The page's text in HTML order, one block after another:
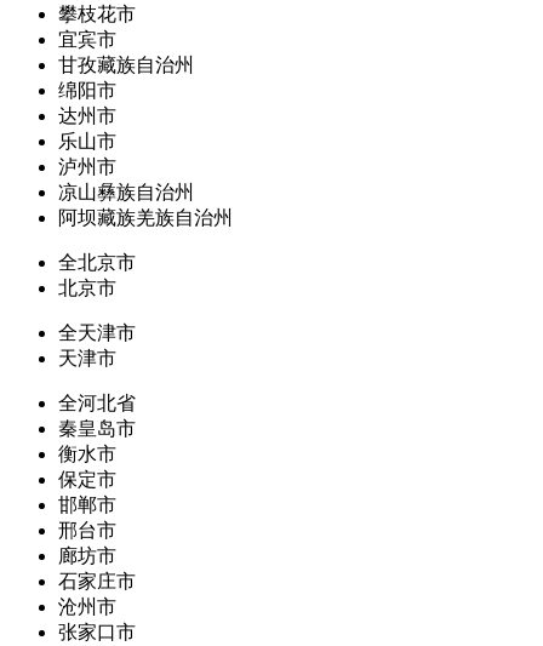
攀枝花市
宜宾市
甘孜藏族自治州
绵阳市
达州市
乐山市
泸州市
凉山彝族自治州
阿坝藏族羌族自治州
全北京市
北京市
全天津市
天津市
全河北省
秦皇岛市
衡水市
保定市
邯郸市
邢台市
廊坊市
石家庄市
沧州市
张家口市